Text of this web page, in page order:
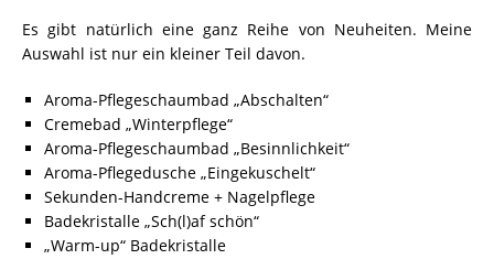
Es gibt natürlich eine ganz Reihe von Neuheiten. Meine
Auswahl ist nur ein kleiner Teil davon.
Aroma-Pflegeschaumbad „Abschalten“
Cremebad „Winterpflege“
Aroma-Pflegeschaumbad „Besinnlichkeit“
Aroma-Pflegedusche „Eingekuschelt“
Sekunden-Handcreme + Nagelpflege
Badekristalle „Sch(l)af schön“
„Warm-up“ Badekristalle